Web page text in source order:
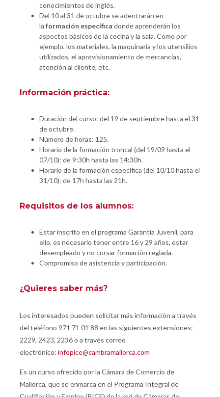
conocimientos de inglés.
Del 10 al 31 de octubre se adentrarán en
la formación específica donde aprenderán los
aspectos básicos de la cocina y la sala. Como por
ejemplo, los materiales, la maquinaria y los utensilios
utilizados, el aprovisionamiento de mercancías,
atención al cliente, etc.
Información práctica:
Duración del curso: del 19 de septiembre hasta el 31
de octubre.
Número de horas: 125.
Horario de la formación troncal (del 19/09 hasta el
07/10): de 9:30h hasta las 14:30h.
Horario de la formación específica (del 10/10 hasta el
31/10): de 17h hasta las 21h.
Requisitos de los alumnos:
Estar inscrito en el programa Garantía Juvenil, para
ello, es necesario tener entre 16 y 29 años, estar
desempleado y no cursar formación reglada.
Compromiso de asistencia y participación.
¿Quieres saber más?
Los interesados pueden solicitar más información a través
del teléfono 971 71 01 88 en las siguientes extensiones:
2229, 2423, 2236 o a través correo
electrónico: infopice@cambramallorca.com
Es un curso ofrecido por la Cámara de Comercio de
Mallorca, que se enmarca en el Programa Integral de